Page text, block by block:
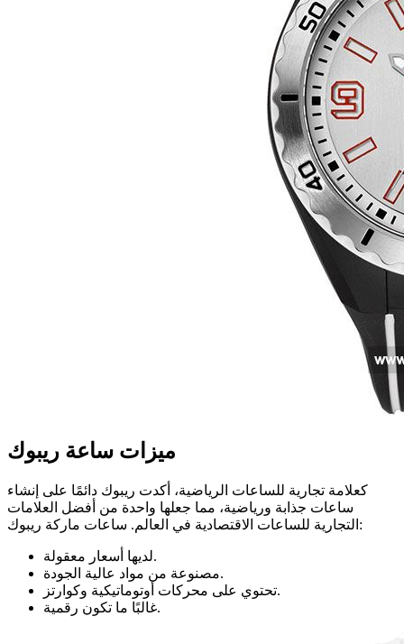
ميزات ساعة ريبوك
كعلامة تجارية للساعات الرياضية، أكدت ريبوك دائمًا على إنشاء
ساعات جذابة ورياضية، مما جعلها واحدة من أفضل العلامات
التجارية للساعات الاقتصادية في العالم. ساعات ماركة ريبوك:
لديها أسعار معقولة.
مصنوعة من مواد عالية الجودة.
تحتوي على محركات أوتوماتيكية وكوارتز.
غالبًا ما تكون رقمية.